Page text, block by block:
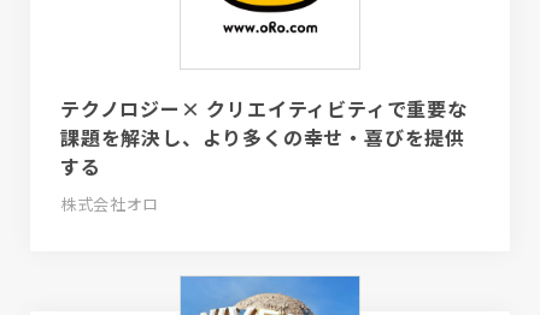
テクノロジー× クリエイティビティで重要な
課題を解決し、より多くの幸せ・喜びを提供
する
株式会社オロ